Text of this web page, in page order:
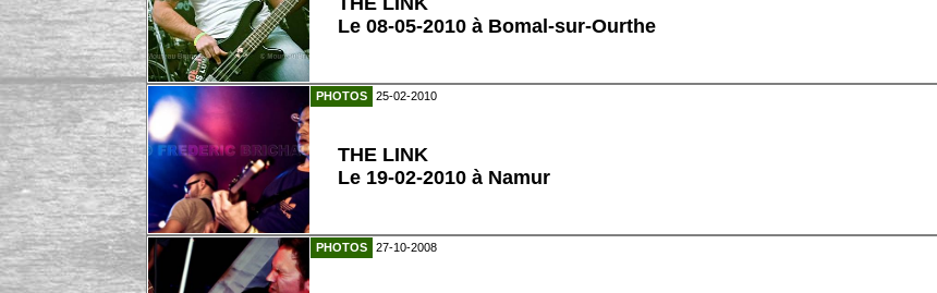
Le 08-05-2010 à Bomal-sur-Ourthe
PHOTOS 25-02-2010
THE LINK
Le 19-02-2010 à Namur
PHOTOS 27-10-2008